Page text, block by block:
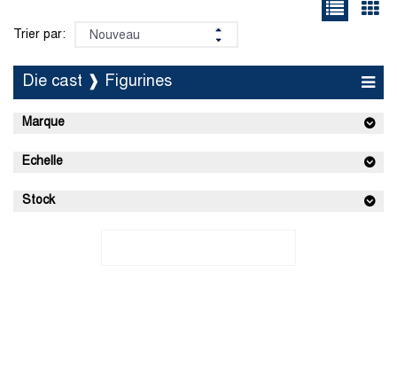
Trier par:
Die cast ❱ Figurines
Marque
Echelle
Stock